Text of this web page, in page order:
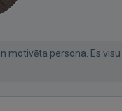
motivēta persona. Es